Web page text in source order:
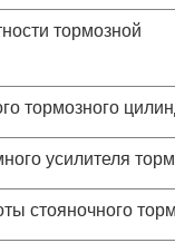
тормозной
тормозного
усилителя
стояночного